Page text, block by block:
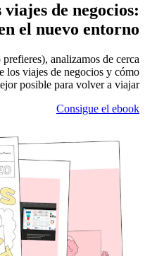
de negocios:
el nuevo entorno
analizamos de cerca
los viajes de negocios y cómo
posible para volver a viajar.
Consigue el ebook